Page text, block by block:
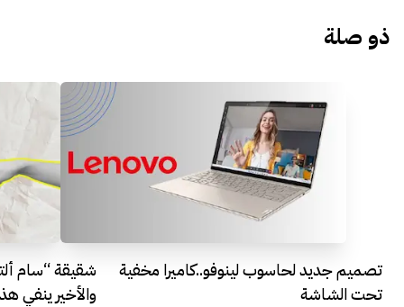
ذو صلة
تصميم جديد لحاسوب لينوفو..كاميرا مخفية
تحت الشاشة
شقيقة “سام
والأخير ينفي